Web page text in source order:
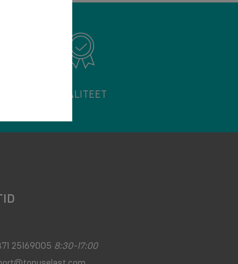
KVALITEET
25169005 8:30-17:00